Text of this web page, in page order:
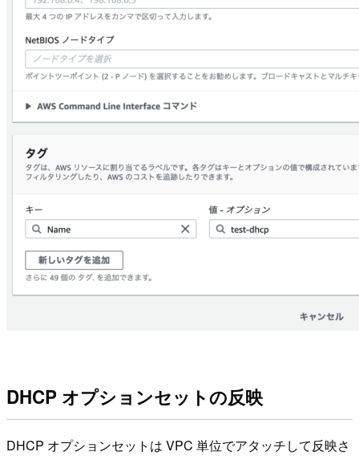
DHCP オプションセットの反映
DHCP オプションセットは VPC 単位でアタッチして反映さ